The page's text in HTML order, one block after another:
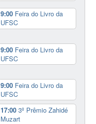
9:00 Feira do Livro da
UFSC
9:00 Feira do Livro da
UFSC
9:00 Feira do Livro da
UFSC
17:003º Prêmio Zahidé
Muzart